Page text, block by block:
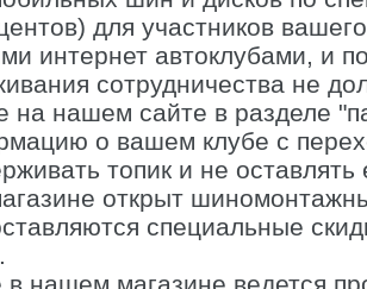
для участников
интернет автоклубами, и
сотрудничества не
на нашем сайте в разделе
о вашем клубе с
топик и не
открыт
специальные